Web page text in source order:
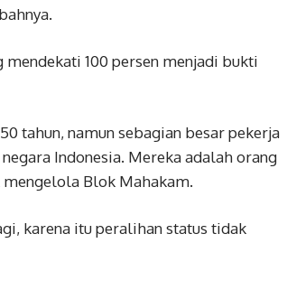
100 persen menjadi bukti
tahun, namun sebagian besar pekerja
Indonesia. Mereka adalah orang
mengelola Blok Mahakam.
karena itu peralihan status tidak